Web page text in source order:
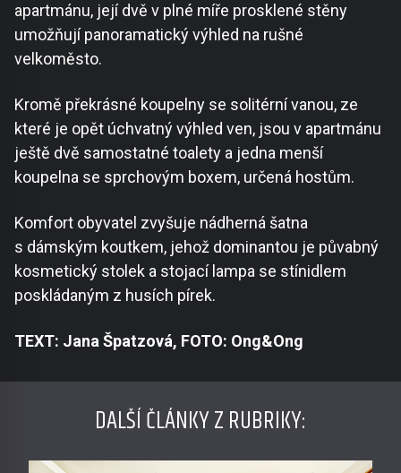
apartmánu, její dvě v plné míře prosklené stěny
umožňují panoramatický výhled na rušné
velkoměsto.
Kromě překrásné koupelny se solitérní vanou, ze
které je opět úchvatný výhled ven, jsou v apartmánu
ještě dvě samostatné toalety a jedna menší
koupelna se sprchovým boxem, určená hostům.
Komfort obyvatel zvyšuje nádherná šatna
s dámským koutkem, jehož dominantou je půvabný
kosmetický stolek a stojací lampa se stínidlem
poskládaným z husích pírek.
TEXT: Jana Špatzová, FOTO: Ong&Ong
DALŠÍ ČLÁNKY Z RUBRIKY: